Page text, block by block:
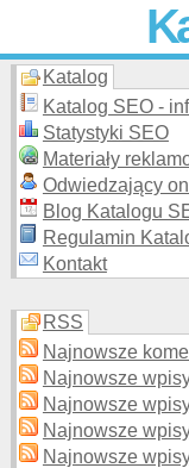
Skuteczna i
Katalog
Katalog SEO -
Statystyki SEO
Materiały
Odwiedzający
Blog Katalogu
Regulamin
Kontakt
RSS
Najnowsze
Najnowsze
Najnowsze
Najnowsze
Najnowsze